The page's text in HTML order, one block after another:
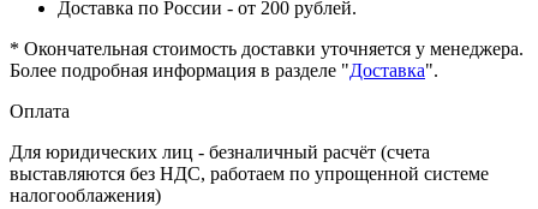
Доставка по России - от 200 рублей.
* Окончательная стоимость доставки уточняется у менеджера.
Более подробная информация в разделе "Доставка".
Оплата
Для юридических лиц - безналичный расчёт (счета
выставляются без НДС, работаем по упрощенной системе
налогооблажения)